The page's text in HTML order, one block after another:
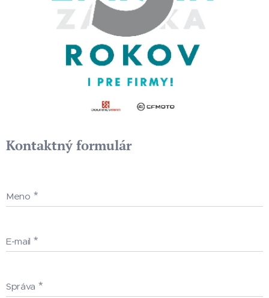
Kontaktný formulár
Meno
E-mail
Správa